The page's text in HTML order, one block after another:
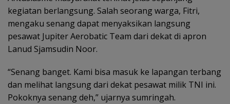
kegiatan berlangsung. Salah seorang warga, Fitri,
mengaku senang dapat menyaksikan langsung
pesawat Jupiter Aerobatic Team dari dekat di apron
Lanud Sjamsudin Noor.
“Senang banget. Kami bisa masuk ke lapangan terbang
dan melihat langsung dari dekat pesawat milik TNI ini.
Pokoknya senang deh,” ujarnya sumringah.